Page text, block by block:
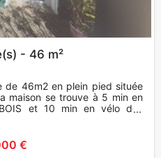
- 46 m²
de 46m2 en plein pied située
maison se trouve à 5 min en
et 10 min en vélo des
€